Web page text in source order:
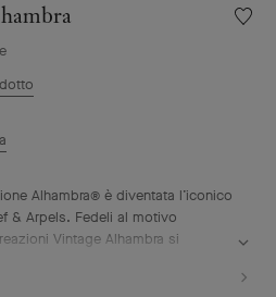
Alhambra® è diventata l’iconico
& Arpels. Fedeli al motivo
Vintage Alhambra si
sono decorati con un